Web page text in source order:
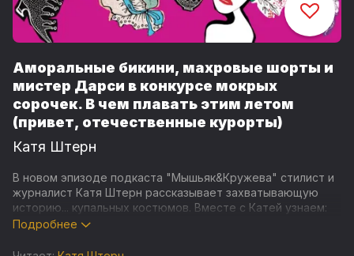
Аморальные бикини, махровые шорты и
мистер Дарси в конкурсе мокрых
сорочек. В чем плавать этим летом
(привет, отечественные курорты)
Катя Штерн
В новом эпизоде подкаста "Мышьяк&Кружева" стилист и
журналист Катя Штерн рассказывает захватывающую
историю... купальных костюмов. Вместе с Катей узнаем:
заходивших в воду прямо из мобильных кабинок (они
Подробнее